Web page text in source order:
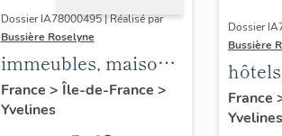
Dossier IA78000495 | Réalisé par
Bussière Roselyne
immeubles, maisons,
fermes
France > Île-de-France >
Yvelines
Dossier
Bussière
France
Yvelines